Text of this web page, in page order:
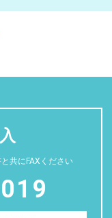
共にFAXください